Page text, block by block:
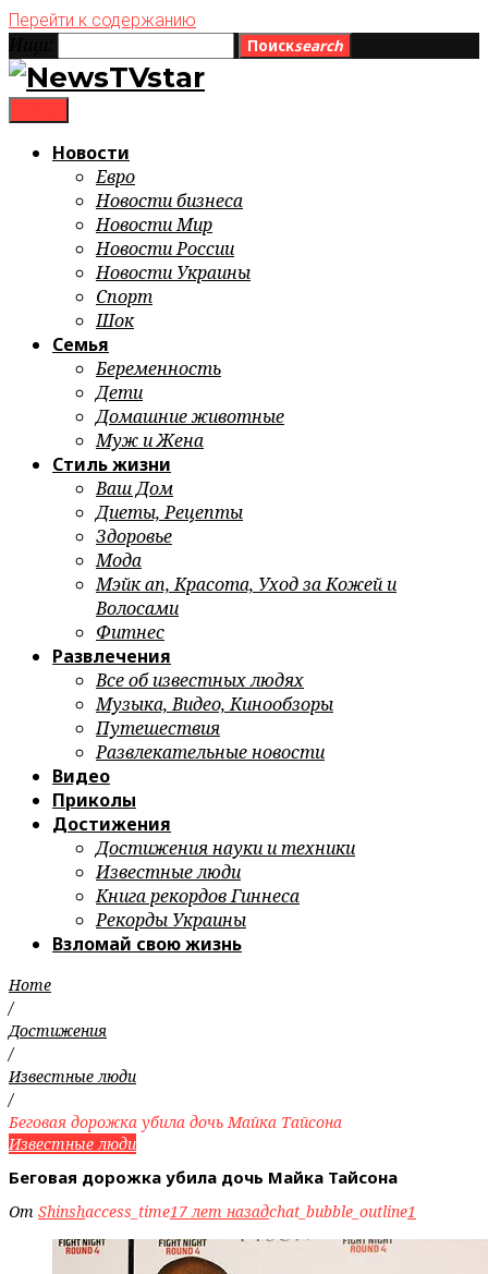
Перейти к содержанию
Поискsearch
Новости
Евро
Новости бизнеса
Новости Мир
Новости России
Новости Украины
Спорт
Шок
Семья
Беременность
Дети
Домашние животные
Муж и Жена
Стиль жизни
Ваш Дом
Диеты, Рецепты
Здоровье
Мода
Мэйк ап, Красота, Уход за Кожей и
Волосами
Фитнес
Развлечения
Все об известных людях
Музыка, Видео, Кинообзоры
Путешествия
Развлекательные новости
Видео
Приколы
Достижения
Достижения науки и техники
Известные люди
Книга рекордов Гиннеса
Рекорды Украины
Взломай свою жизнь
Home
/
Достижения
/
Известные люди
/
Беговая дорожка убила дочь Майка Тайсона
Известные люди
Беговая дорожка убила дочь Майка Тайсона
От Shinshaccess_time17 лет назадchat_bubble_outline1